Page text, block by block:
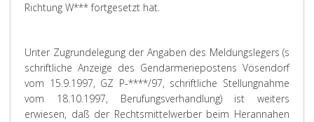
Richtung W*** fortgesetzt hat.
Unter Zugrundelegung der Angaben des Meldungslegers (s
schriftliche Anzeige des Gendarmeriepostens Vösendorf
vom 15.9.1997, GZ P-****/97, schriftliche Stellungnahme
vom 18.10.1997, Berufungsverhandlung) ist weiters
erwiesen, daß der Rechtsmittelwerber beim Herannahen